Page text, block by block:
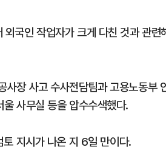
국인 작업자가 크게 다친 것과 관련
장 사고 수사전담팀과 고용노동부
사무실 등을 압수수색했다.
지시가 나온 지 6일 만이다.